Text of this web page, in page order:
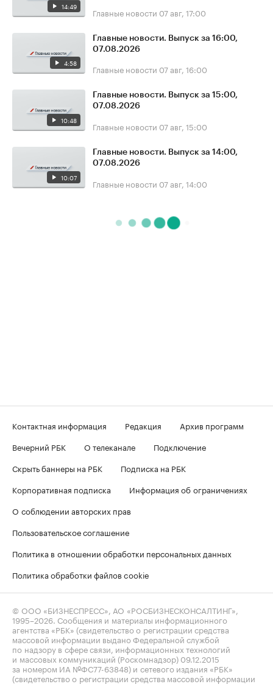
14:49 Главные новости 07 авг, 17:00
4:58
Главные новости. Выпуск за 16:00,
07.08.2026
Главные новости 07 авг, 16:00
10:48
Главные новости. Выпуск за 15:00,
07.08.2026
Главные новости 07 авг, 15:00
10:07
Главные новости. Выпуск за 14:00,
07.08.2026
Главные новости 07 авг, 14:00
Контактная информация Редакция
Архив программ
Вечерний РБК
О телеканале
Подключение
Скрыть баннеры на РБК
Подписка на РБК
Корпоративная подписка
Информация об ограничениях
О соблюдении авторских прав
Пользовательское соглашение
Политика в отношении обработки персональных данных
Политика обработки файлов cookie
© ООО «БИЗНЕСПРЕСС», АО «РОСБИЗНЕСКОНСАЛТИНГ»,
1995–2026 . Сообщения и материалы информационного
агентства «РБК» (свидетельство о регистрации средства
массовой информации выдано Федеральной службой
по надзору в сфере связи, информационных технологий
и массовых коммуникаций (Роскомнадзор) 09.12.2015
за номером ИА №ФС77-63848) и сетевого издания «РБК»
(свидетельство о регистрации средства массовой информации